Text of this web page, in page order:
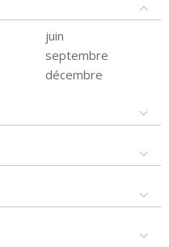
juin
septembre
décembre